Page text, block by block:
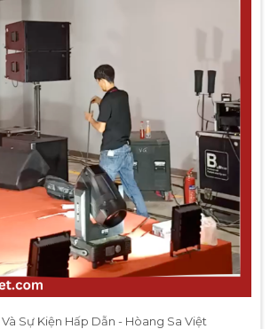
Sự Kiện Hấp Dẫn - Hòang Sa Việt